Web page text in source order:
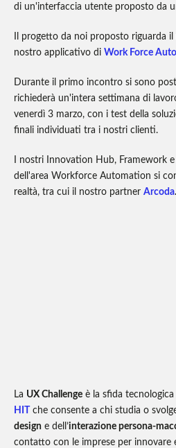
di un'interfaccia utente proposto da
Il progetto da noi proposto riguarda
nostro applicativo di Work Force
Durante il primo incontro si sono
richiederà un'intera settimana di
venerdì 3 marzo, con i test della
finali individuati tra i nostri clienti.
I nostri Innovation Hub, Framework
dell'area Workforce Automation si
realtà, tra cui il nostro partner Arcoda.
La UX Challenge è la sfida
HIT
che consente a chi studia o
design e dell’interazione persona-
contatto con le imprese per innovare